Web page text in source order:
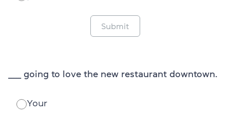
Submit
_____ going to love the new restaurant downtown.
Your